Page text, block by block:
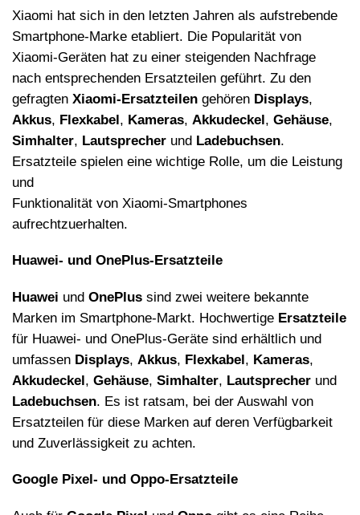
Xiaomi hat sich in den letzten Jahren als aufstrebende
Smartphone-Marke etabliert. Die Popularität von
Xiaomi-Geräten hat zu einer steigenden Nachfrage
nach entsprechenden Ersatzteilen geführt. Zu den
gefragten Xiaomi-Ersatzteilen gehören Displays,
Akkus, Flexkabel, Kameras, Akkudeckel, Gehäuse,
Simhalter, Lautsprecher und Ladebuchsen.
Ersatzteile spielen eine wichtige Rolle, um die Leistung
und
Funktionalität von Xiaomi-Smartphones
aufrechtzuerhalten.
Huawei- und OnePlus-Ersatzteile
Huawei und OnePlus sind zwei weitere bekannte
Marken im Smartphone-Markt. Hochwertige Ersatzteile
für Huawei- und OnePlus-Geräte sind erhältlich und
umfassen Displays, Akkus, Flexkabel, Kameras,
Akkudeckel, Gehäuse, Simhalter, Lautsprecher und
Ladebuchsen. Es ist ratsam, bei der Auswahl von
Ersatzteilen für diese Marken auf deren Verfügbarkeit
und Zuverlässigkeit zu achten.
Google Pixel- und Oppo-Ersatzteile